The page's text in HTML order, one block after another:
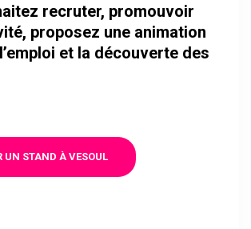
recruter, promouvoir
proposez une animation
et la découverte des
UN STAND À VESOUL